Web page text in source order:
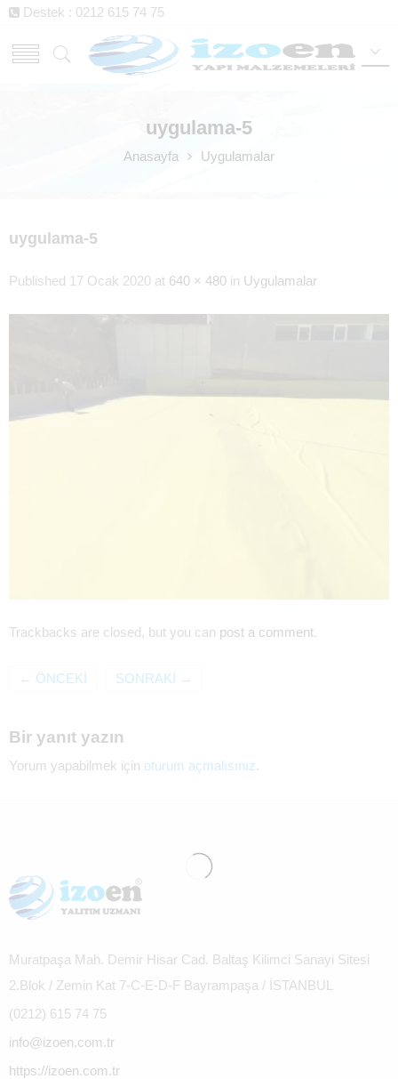
Destek : 0212 615 74 75
uygulama-5
Anasayfa Uygulamalar
uygulama-5
Published 17 Ocak 2020 at 640 × 480 in Uygulamalar
Trackbacks are closed, but you can post a comment.
← ÖNCEKI SONRAKI →
Bir yanıt yazın
Yorum yapabilmek için oturum açmalısınız.
Muratpaşa Mah. Demir Hisar Cad. Baltaş Kilimci Sanayi Sitesi
2.Blok / Zemin Kat 7-C-E-D-F Bayrampaşa / İSTANBUL
(0212) 615 74 75
info@izoen.com.tr
https://izoen.com.tr